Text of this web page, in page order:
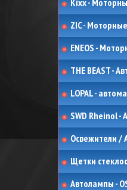
Kixx -
ZIC -
ENEOS -
THE BEAST -
LOPAL -
SWD Rheinol -
Освежители /
Щетки
Автолампы -